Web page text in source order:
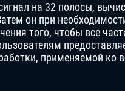
на 32 полосы,
он при
того, чтобы все
применяемой ко